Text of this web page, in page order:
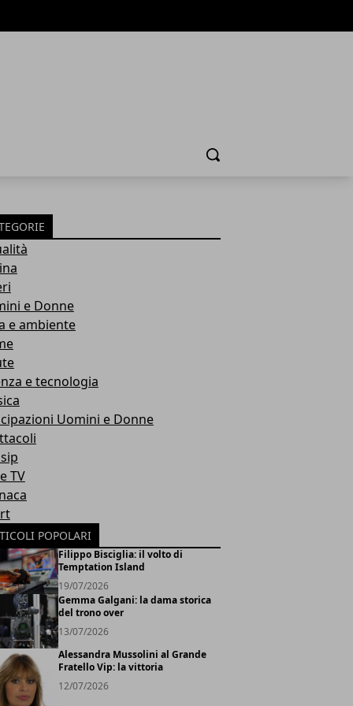
Cerca
e Donne
e ambiente
e tecnologia
Uomini e Donne
TV
POPOLARI
Filippo Bisciglia: il volto di
Temptation Island
19/07/2026
Gemma Galgani: la dama storica
del trono over
13/07/2026
Alessandra Mussolini al Grande
Fratello Vip: la vittoria
12/07/2026